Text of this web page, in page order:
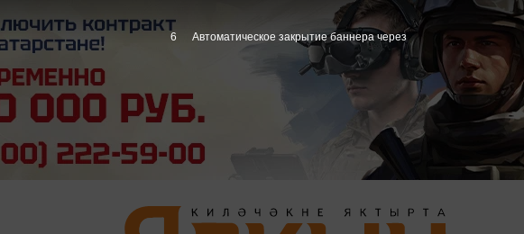
5 Автоматическое закрытие баннера через